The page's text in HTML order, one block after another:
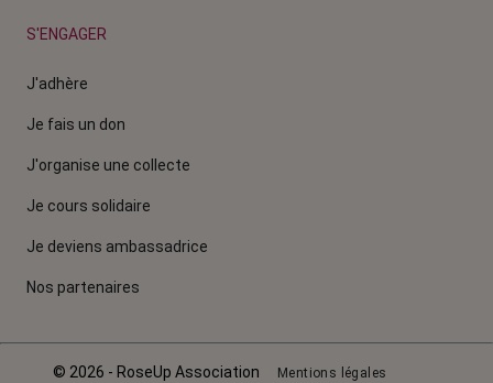
S'ENGAGER
J'adhère
Je fais un don
J'organise une collecte
Je cours solidaire
Je deviens ambassadrice
Nos partenaires
© 2026 - RoseUp Association Mentions légales